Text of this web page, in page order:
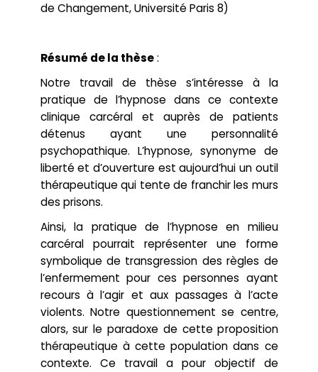
de Changement, Université Paris 8)
Résumé de la thèse:
Notre travail de thèse s’intéresse à la
pratique de l’hypnose dans ce contexte
clinique carcéral et auprès de patients
détenus ayant une personnalité
psychopathique. L’hypnose, synonyme de
liberté et d’ouverture est aujourd’hui un outil
thérapeutique qui tente de franchir les murs
des prisons.
Ainsi, la pratique de l’hypnose en milieu
carcéral pourrait représenter une forme
symbolique de transgression des règles de
l’enfermement pour ces personnes ayant
recours à l’agir et aux passages à l’acte
violents. Notre questionnement se centre,
alors, sur le paradoxe de cette proposition
thérapeutique à cette population dans ce
contexte. Ce travail a pour objectif de